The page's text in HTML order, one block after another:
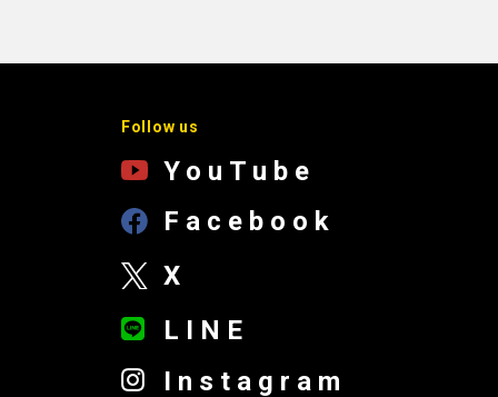
Follow us
YouTube
Facebook
X
LINE
Instagram